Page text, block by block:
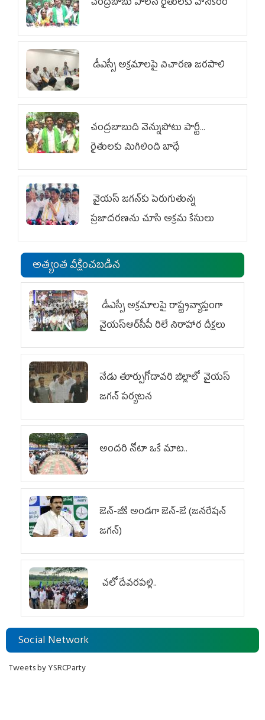
డీఎస్సీ అక్రమాలపై విచారణ జరపాలి
చంద్రబాబుది వెన్నుపోటు పార్టీ...
రైతులకు మిగిలింది బాధే
వైయ‌స్ జగన్‌కు పెరుగుతున్న
ప్రజాదరణను చూసి అక్రమ కేసులు
అత్యంత వీక్షించబడిన
డీఎస్సీ అక్రమాలపై రాష్ట్రవ్యాప్తంగా
వైయ‌స్ఆర్‌సీపీ రిలే నిరాహార దీక్షలు
నేడు తూర్పుగోదావరి జిల్లాలో వైయస్‌
జగన్‌ పర్యటన
అందరి నోటా ఒకే మాట..
జెన్‌-జీకి అండగా జెన్‌-జే (జనరేషన్
జగన్)
చలో దేవరపల్లి..
Social Network
Tweets by YSRCParty